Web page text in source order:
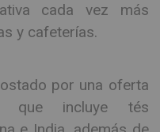
cada vez más
y cafeterías.
por una oferta
que incluye tés